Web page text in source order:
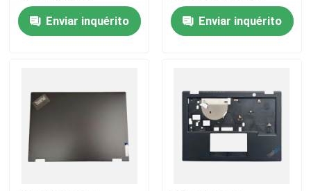
Produtos
Vídeos
conjunto de touchpad
do tecladoEnviar inquérito
Enviar inquérito